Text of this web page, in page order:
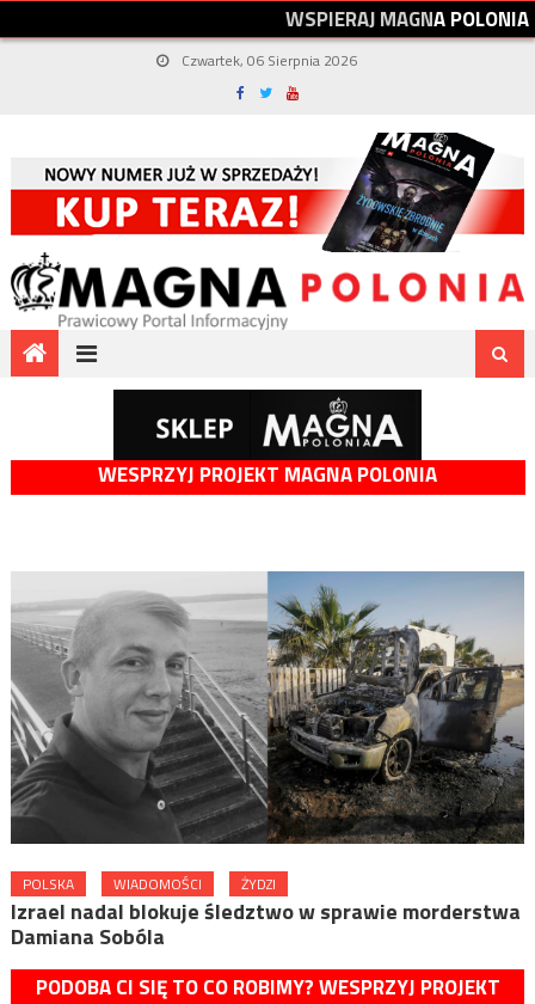
WSPIERAJMAGNAPOLONIA
Czwartek, 06 Sierpnia 2026
WESPRZYJ PROJEKT MAGNA POLONIA
POLSKA WIADOMOŚCI ŻYDZI
Izrael nadal blokuje śledztwo w sprawie morderstwa
Damiana Sobóla
PODOBA CI SIĘ TO CO ROBIMY? WESPRZYJ PROJEKT